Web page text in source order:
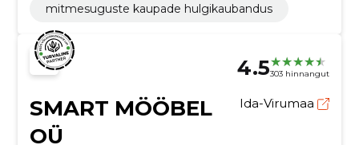
mitmesuguste kaupade hulgikaubandus
4.5303 hinnangut
SMART MÖÖBEL
OÜ
Ida-Virumaa